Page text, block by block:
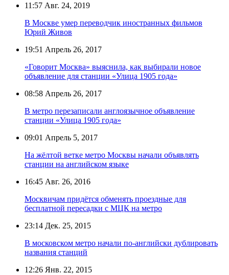
11:57 Авг. 24, 2019
В Москве умер переводчик иностранных фильмов
Юрий Живов
19:51 Апрель 26, 2017
«Говорит Москва» выяснила, как выбирали новое
объявление для станции «Улица 1905 года»
08:58 Апрель 26, 2017
В метро перезаписали англоязычное объявление
станции «Улица 1905 года»
09:01 Апрель 5, 2017
На жёлтой ветке метро Москвы начали объявлять
станции на английском языке
16:45 Авг. 26, 2016
Москвичам придётся обменять проездные для
бесплатной пересадки с МЦК на метро
23:14 Дек. 25, 2015
В московском метро начали по-английски дублировать
названия станций
12:26 Янв. 22, 2015